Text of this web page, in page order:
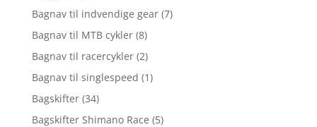
Bagnav til indvendige gear (7)
Bagnav til MTB cykler (8)
Bagnav til racercykler (2)
Bagnav til singlespeed (1)
Bagskifter (34)
Bagskifter Shimano Race (5)